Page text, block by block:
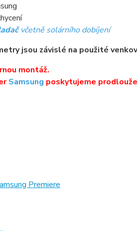
včetně solárního dobíjení
jsou závislé na použité
montáž.
Samsung poskytujeme
Premiere